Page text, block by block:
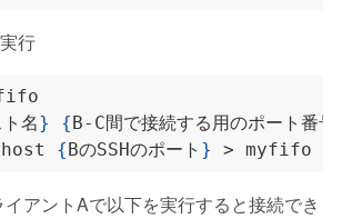
行
名} { B-C間で接続する用のポート番号
{ BのSSHのポート }
アントAで以下を実行すると接続でき